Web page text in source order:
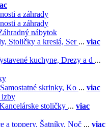
a záhrady
a záhrady
nábytok
Stoličky a kreslá, Ser ... viac
kuchyne, Drezy a d ...
Samostatné skrinky, Ko ... viac
izby
stoličky ... viac
a toppery, Šatníky, Noč ... viac